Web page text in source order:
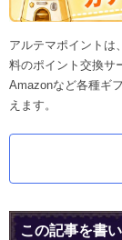
アルテマポイントは
料のポイント交換サ
Amazonなど各種ギ
えます。
この記事を書